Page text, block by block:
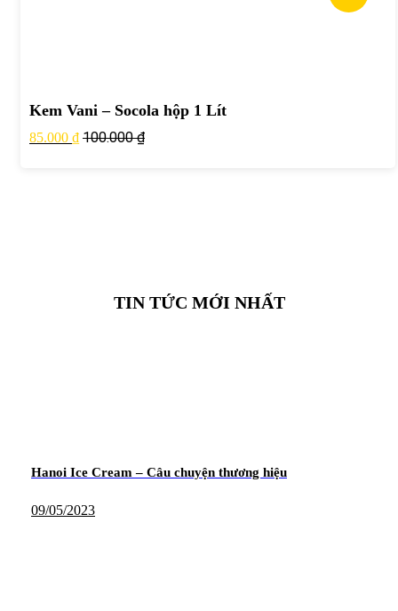
Kem Vani – Socola hộp 1 Lít
85.000 ₫ 100.000₫
TIN TỨC MỚI NHẤT
Hanoi Ice Cream – Câu chuyện thương hiệu
09/05/2023